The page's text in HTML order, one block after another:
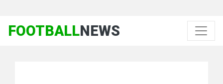
FOOTBALLNEWS